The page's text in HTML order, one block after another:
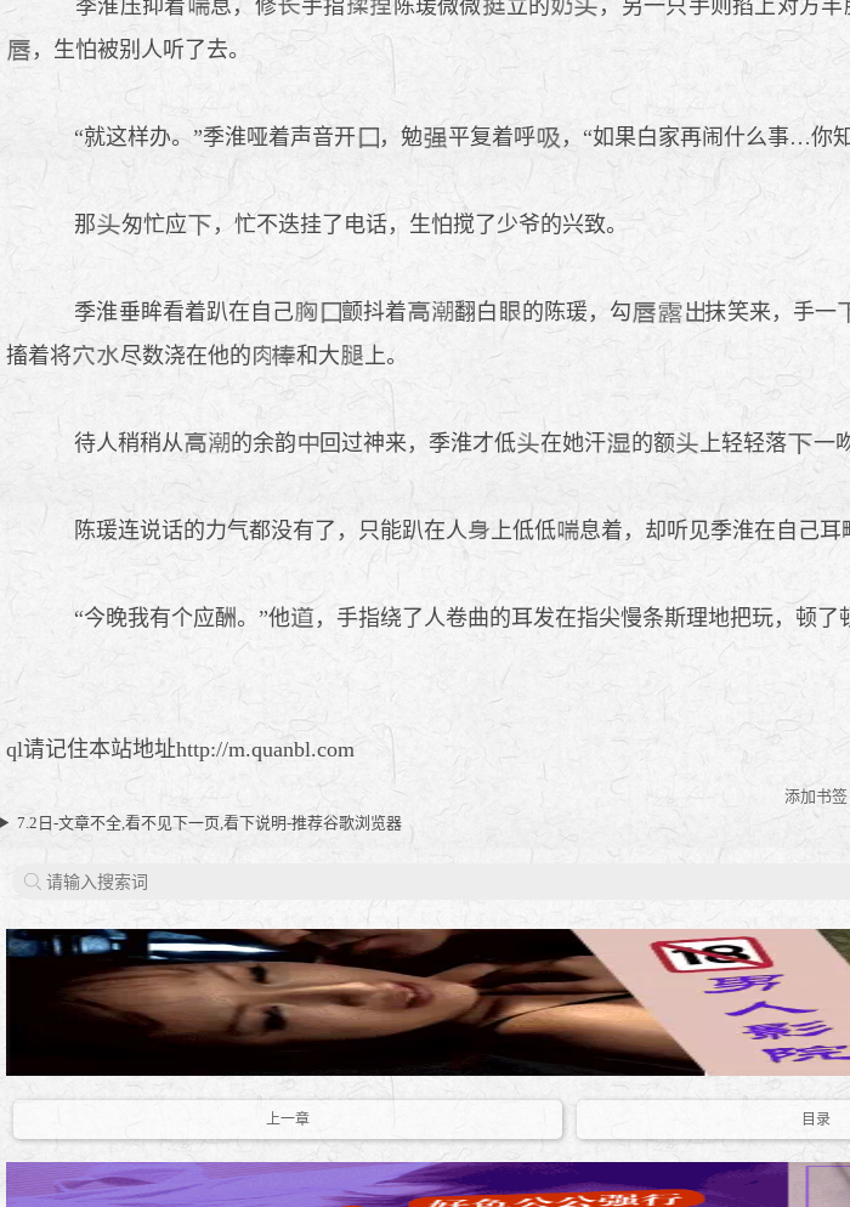
季淮压抑着 息，修 手指 陈瑗微微 立的 ，另一只手则掐上对方丰
，生怕被别人听了去。
“就这样办。”季淮哑着声音开 ，勉 平复着呼 ，“如果白家再闹什么事…你知
那 匆忙应 ，忙不迭挂了电话，生怕搅了少爷的兴致。
季淮垂眸看着趴在自己 颤抖着 翻白 的陈瑗，勾 抹笑来，手一
搐着将
尽数浇在他的 和大 上。
待人稍稍从 的余韵 回过神来，季淮才低 在她汗 的额 上轻轻落 一
陈瑗连说话的力气都没有了，只能趴在人 上低低 息着，却听见季淮在自己耳
“今晚我有个应酬。”他 ，手指绕了人卷曲的耳发在指尖慢条斯理地把玩，顿了
ql请记住本站地址http://m.quanbl.com
添加书签
7.2日-文章不全,看不见下一页,看下说明-推荐谷歌浏览器
上一章 目录